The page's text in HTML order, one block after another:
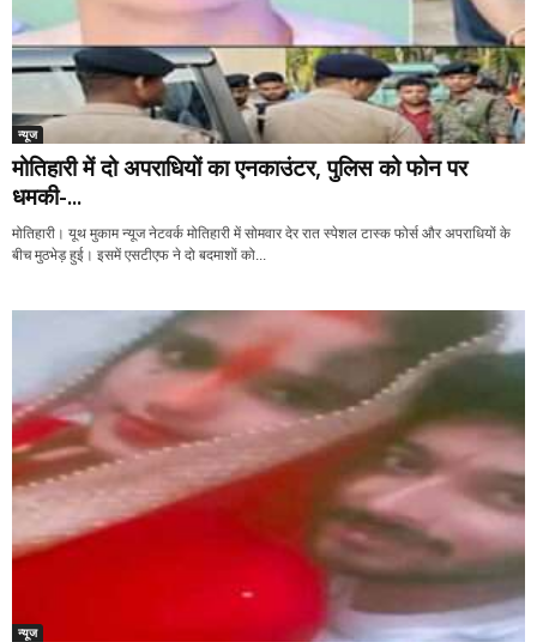
न्यूज
मोतिहारी में दो अपराधियों का एनकाउंटर, पुलिस को फोन पर
धमकी-...
मोतिहारी। यूथ मुकाम न्यूज नेटवर्क मोतिहारी में सोमवार देर रात स्पेशल टास्क फोर्स और अपराधियों के
बीच मुठभेड़ हुई। इसमें एसटीएफ ने दो बदमाशों को...
न्यूज